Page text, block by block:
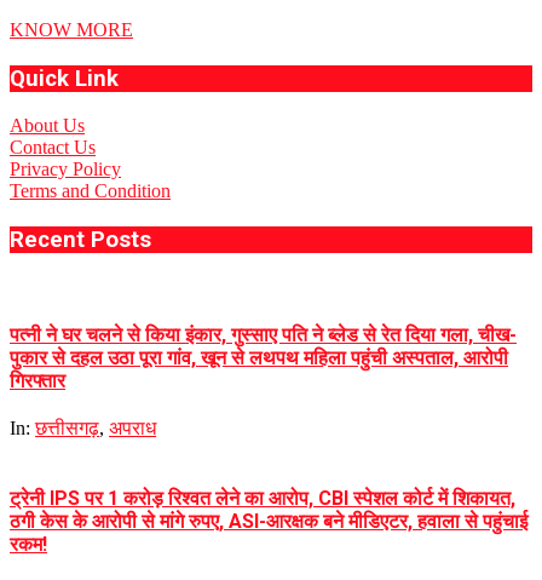
KNOW MORE
Quick Link
About Us
Contact Us
Privacy Policy
Terms and Condition
Recent Posts
पत्नी ने घर चलने से किया इंकार, गुस्साए पति ने ब्लेड से रेत दिया गला, चीख-
पुकार से दहल उठा पूरा गांव, खून से लथपथ महिला पहुंची अस्पताल, आरोपी
गिरफ्तार
In: छत्तीसगढ़, अपराध
ट्रेनी IPS पर 1 करोड़ रिश्वत लेने का आरोप, CBI स्पेशल कोर्ट में शिकायत,
ठगी केस के आरोपी से मांगे रुपए, ASI-आरक्षक बने मीडिएटर, हवाला से पहुंचाई
रकम!